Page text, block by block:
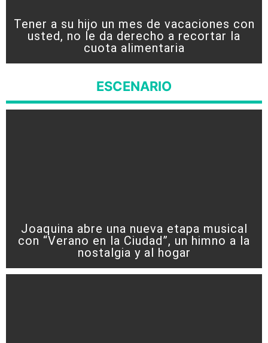
Tener a su hijo un mes de vacaciones con
usted, no le da derecho a recortar la
cuota alimentaria
ESCENARIO
Joaquina abre una nueva etapa musical
con “Verano en la Ciudad”, un himno a la
nostalgia y al hogar